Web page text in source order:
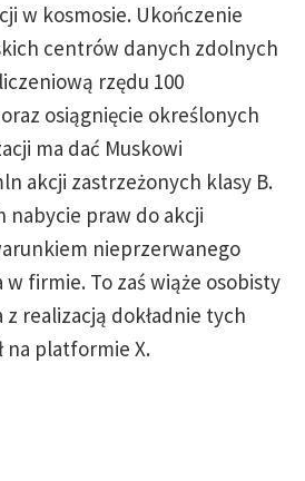
w kosmosie. Ukończenie
centrów danych zdolnych
rzędu 100
osiągnięcie określonych
ma dać Muskowi
akcji zastrzeżonych klasy B.
nabycie praw do akcji
nieprzerwanego
firmie. To zaś wiąże osobisty
z realizacją dokładnie tych
na platformie X.